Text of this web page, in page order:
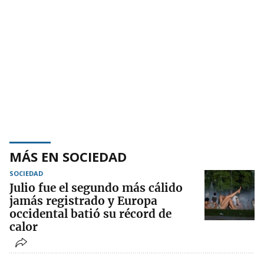
MÁS EN SOCIEDAD
SOCIEDAD
Julio fue el segundo más cálido
jamás registrado y Europa
occidental batió su récord de
calor